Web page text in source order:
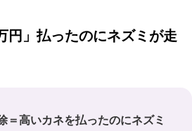
円」払ったのにネズミが走
＝高いカネを払ったのにネズミ